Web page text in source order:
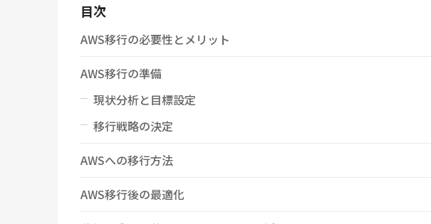
目次
AWS移行の必要性とメリット
AWS移行の準備
現状分析と目標設定
移行戦略の決定
AWSへの移行方法
AWS移行後の最適化